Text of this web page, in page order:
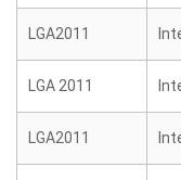
LGA2011
LGA 2011
LGA2011